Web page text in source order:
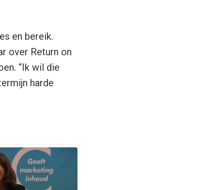
en bereik.
over Return on
“Ik wil die
harde